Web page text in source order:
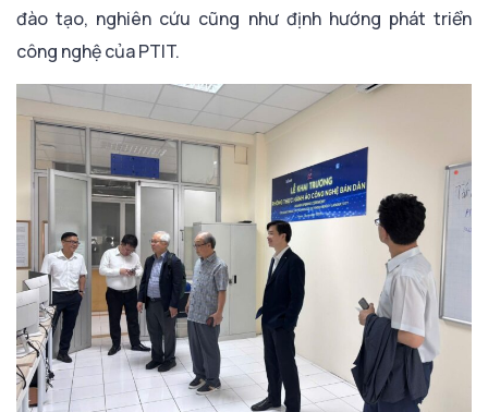
đào tạo, nghiên cứu cũng như định hướng phát triển
công nghệ của PTIT.